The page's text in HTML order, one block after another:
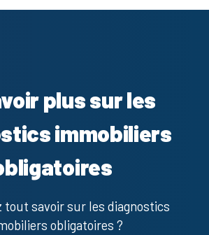
plus sur les
immobiliers
tout savoir sur les diagnostics
obligatoires ?